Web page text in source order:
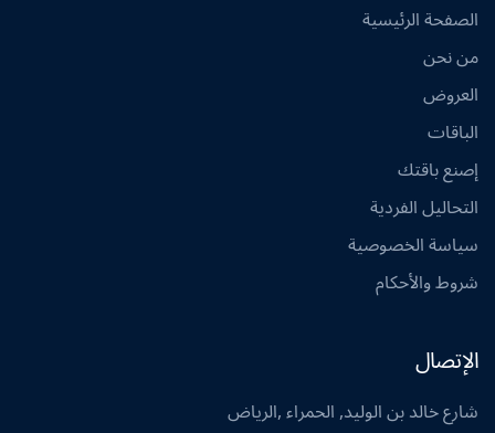
الصفحة الرئيسية
من نحن
العروض
الباقات
إصنع باقتك
التحاليل الفردية
سياسة الخصوصية
شروط والأحكام
الإتصال
شارع خالد بن الوليد, الحمراء ,الرياض